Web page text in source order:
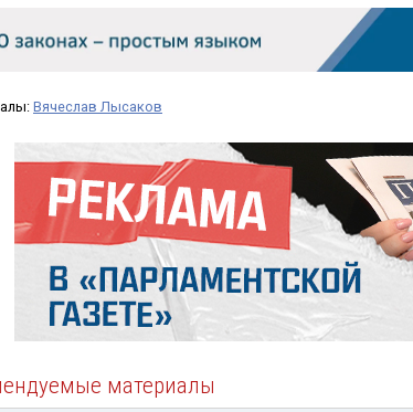
Вячеслав Лысаков
материалы